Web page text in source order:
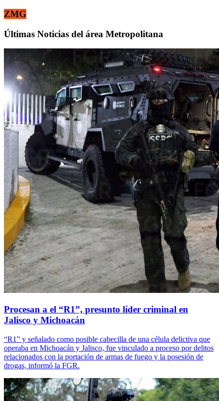
ZMG
Últimas Noticias del área Metropolitana
Procesan a el “R1”, presunto líder criminal en
Jalisco y Michoacán
“R1” y señalado como posible cabecilla de una célula delictiva que
operaba en Michoacán y Jalisco, fue vinculado a proceso por delitos
relacionados con la portación de armas de fuego y la posesión de
drogas, informó la FGR.